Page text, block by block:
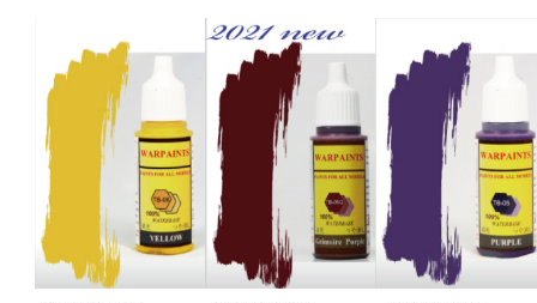
售價:190
盒況)
售價:190
售價:190